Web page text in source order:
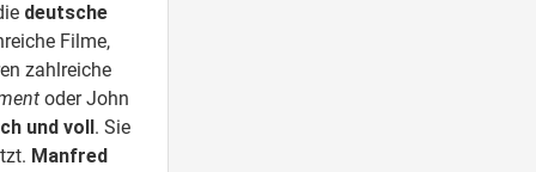
deutsche
Filme,
zahlreiche
oder John
und voll. Sie
Manfred